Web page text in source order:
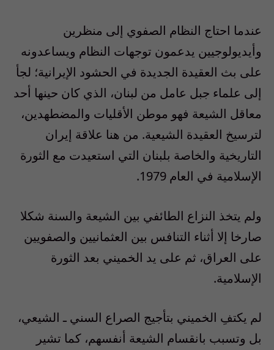
عندما احتاج النظام الصفوي إلى منظرين
وأيديولوجيين يدعمون توجهات النظام ويساعدونه
على بث العقيدة الجديدة في الحشود الإيرانية؛ لجأ
إلى علماء جبل عامل من لبنان، الذي كان حينها أحد
معاقل الشيعة فهو موطن الأقليات والمضطهدين،
لترسيخ العقيدة الشيعية. من هنا علاقة إيران
التاريخية والخاصة بلبنان التي استعيدت مع الثورة
الإسلامية في العام 1979.
ولم يتخذ النزاع الطائفي بين الشيعة والسنة شكلا
صارخا إلا أثناء التنافس بين العثمانيين والصفويين
على العراق، ثم على يد الخميني بعد الثورة
الإسلامية.
لم يكتفِ الخميني بتأجيج الصراع السني ـ الشيعي،
بل وتسبب بانقسام الشيعة أنفسهم، كما تشير